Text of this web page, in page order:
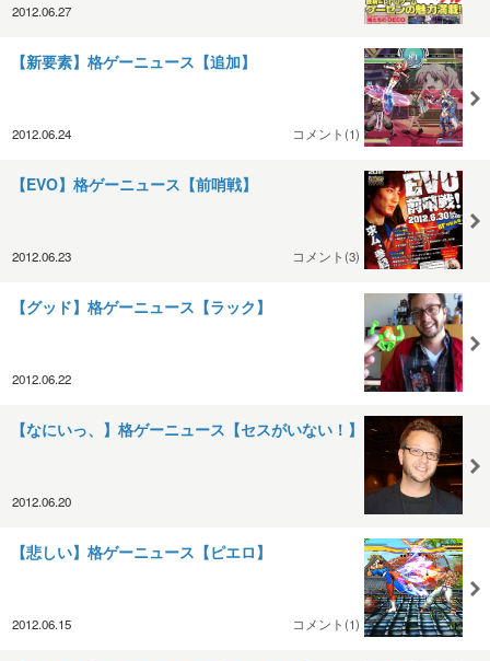
2012.06.27
【新要素】格ゲーニュース【追加】
2012.06.24 コメント(1)
【EVO】格ゲーニュース【前哨戦】
2012.06.23 コメント(3)
【グッド】格ゲーニュース【ラック】
2012.06.22
【なにいっ、】格ゲーニュース【セスがいない！】
2012.06.20
【悲しい】格ゲーニュース【ピエロ】
2012.06.15 コメント(1)